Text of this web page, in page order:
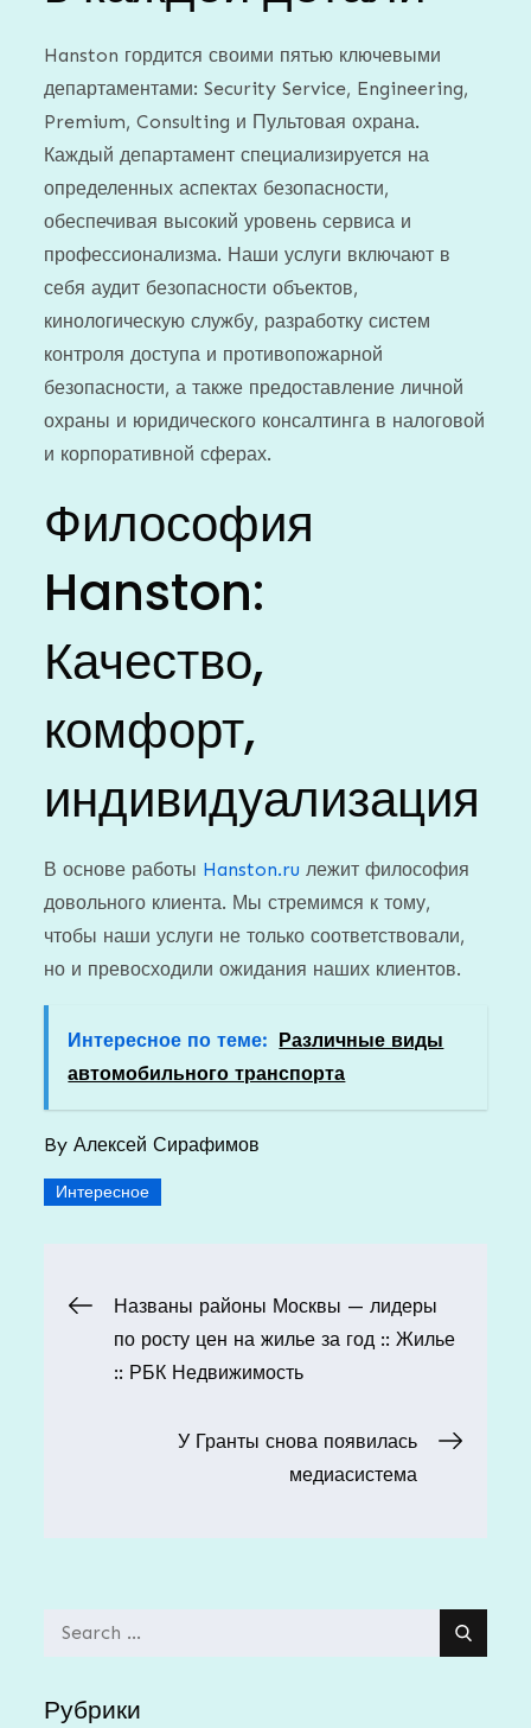
Hanston гордится своими пятью ключевыми
департаментами: Security Service, Engineering,
Premium, Consulting и Пультовая охрана.
Каждый департамент специализируется на
определенных аспектах безопасности,
обеспечивая высокий уровень сервиса и
профессионализма. Наши услуги включают в
себя аудит безопасности объектов,
кинологическую службу, разработку систем
контроля доступа и противопожарной
безопасности, а также предоставление личной
охраны и юридического консалтинга в налоговой
и корпоративной сферах.
Философия
Hanston:
Качество,
комфорт,
индивидуализация
В основе работы Hanston.ru лежит философия
довольного клиента. Мы стремимся к тому,
чтобы наши услуги не только соответствовали,
но и превосходили ожидания наших клиентов.
Интересное по теме: Различные виды
автомобильного транспорта
ByАлексей Сирафимов
Интересное
Навигация
по
записям
Названы районы Москвы — лидеры
по росту цен на жилье за год :: Жилье
:: РБК Недвижимость
У Гранты снова появилась
медиасистема
Search
Рубрики